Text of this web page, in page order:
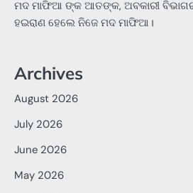
ମଦ ମାଫିଆ ଙ୍କ ଆତଙ୍କ, ଅବକାରୀ
ହଇରାଣ ହେଲେ ନିଜେ ମଦ ମାଫିଆ।
Archives
August 2026
July 2026
June 2026
May 2026